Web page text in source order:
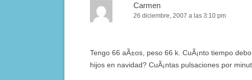
Carmen
26 diciembre, 2007 a las 3:10 pm
Tengo 66 aÃ±os, peso 66 k. CuÃ¡nto tiempo
hijos en navidad? CuÃ¡ntas pulsaciones por